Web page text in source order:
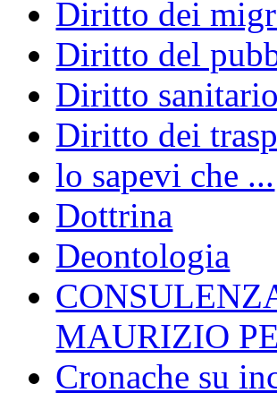
Diritto dei
Diritto del
Diritto sanitario
Diritto dei
lo sapevi che ...
Dottrina
Deontologia
MAURIZIO
Cronache su